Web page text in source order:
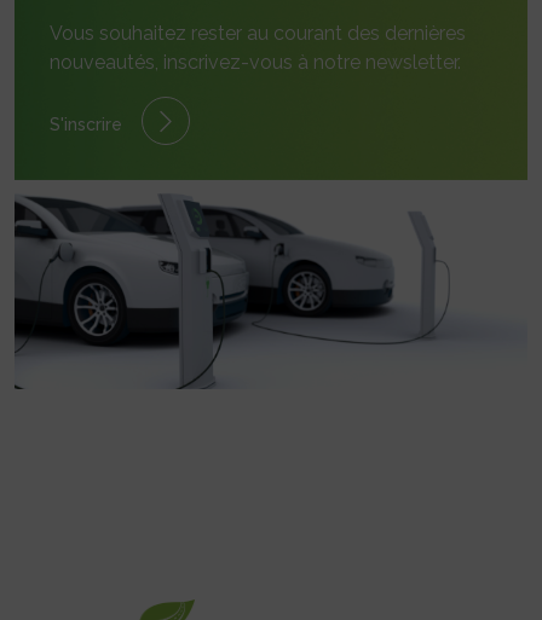
Vous souhaitez rester au courant des dernières
nouveautés, inscrivez-vous à notre newsletter.
S'inscrire